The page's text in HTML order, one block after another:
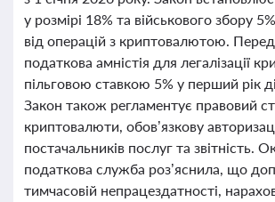
у розмірі 18% та військового збору
від операцій з криптовалютою.
податкова амністія для легалізації
пільговою ставкою 5% у перший рік
Закон також регламентує правовий
криптовалюти, обов’язкову
постачальників послуг та звітність.
податкова служба роз’яснила, що
тимчасовій непрацездатності,